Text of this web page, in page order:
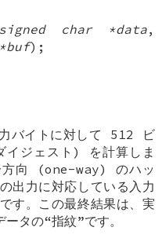
char *data,
);
バイトに対して 512 ビ
イジェスト) を計算しま
方向 (one-way) のハッ
出力に対応している入力
す。この最終結果は、実
タの“指紋”です。